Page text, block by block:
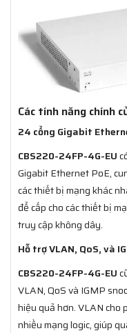
Các tính năng chính
24 cổng Gigabit
CBS220-24FP-4G-EU
Gigabit Ethernet PoE,
các thiết bị mạng khác
để cấp cho các thiết bị
truy cập không dây.
Hỗ trợ VLAN, QoS, và
CBS220-24FP-4G-EU
VLAN, QoS và IGMP
hiệu quả hơn. VLAN cho
nhiều mạng logic, giúp